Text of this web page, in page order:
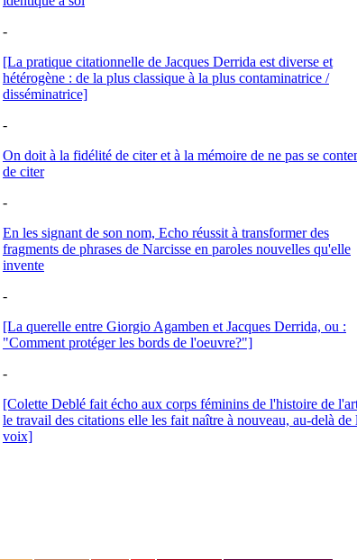
-
[La pratique citationnelle de Jacques Derrida est diverse et
hétérogène : de la plus classique à la plus contaminatrice /
disséminatrice]
-
On doit à la fidélité de citer et à la mémoire de ne pas se
de citer
-
En les signant de son nom, Echo réussit à transformer des
fragments de phrases de Narcisse en paroles nouvelles qu'elle
invente
-
[La querelle entre Giorgio Agamben et Jacques Derrida, ou :
"Comment protéger les bords de l'oeuvre?"]
-
[Colette Deblé fait écho aux corps féminins de l'histoire de
le travail des citations elle les fait naître à nouveau, au-delà de
voix]